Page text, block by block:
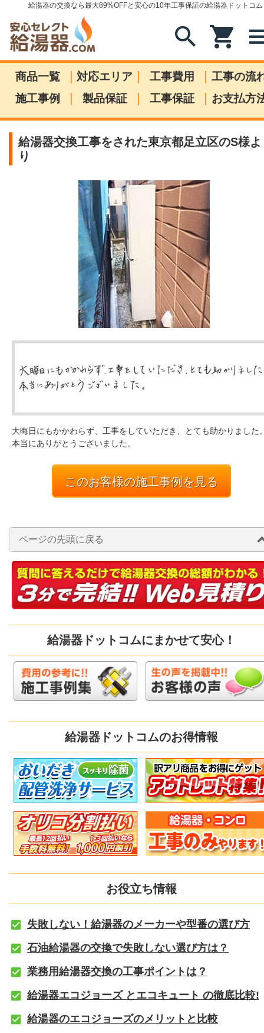
給湯器の交換なら最大89%OFFと安心の10年工事保証の給湯器ドットコム
search shopping_cart
商品一覧 | 対応エリア | 工事費用 | 工事の流
施工事例
| 製品保証 | 工事保証 | お支払方
給湯器交換工事をされた東京都足立区のS様よ
り
大晦日にもかかわらず、工事をしていただき、とても助かりました
本当にありがとうございました。
このお客様の施工事例を見る
ページの先頭に戻る
給湯器ドットコムにまかせて安心！
給湯器ドットコムのお得情報
お役立ち情報
失敗しない！給湯器のメーカーや型番の選び方
石油給湯器の交換で失敗しない選び方は？
業務用給湯器交換の工事ポイントは？
給湯器エコジョーズ とエコキュート の徹底比較!
給湯器のエコジョーズのメリットと比較